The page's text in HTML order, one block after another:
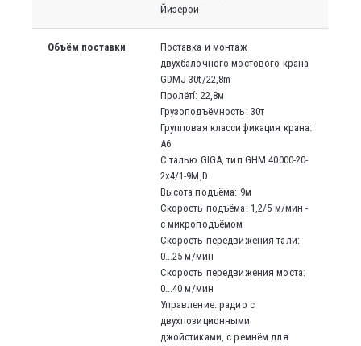
Йизерой
Объём поставки
Поставка и монтаж
двухбалочного мостового крана
GDMJ 30t/22,8m
Пролётí: 22,8м
Грузоподъёмность: 30т
Групповая классификация крана:
A6
С талью GIGA, тип GHM 40000-20-
2x4/1-9M,D
Высота подъёма: 9м
Скорость подъёма: 1,2/5 м/мин -
с микроподъёмом
Скорость передвижения тали:
0...25м/мин
Скорость передвижения моста:
0...40м/мин
Управление: радио с
двухпозиционными
джойстиками, с ремнём для